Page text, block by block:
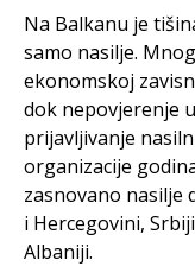
Na Balkanu je
samo nasilje.
ekonomskoj
dok nepovjerenje
prijavljivanje
organizacije
zasnovano nasilje
i Hercegovini,
Albaniji.